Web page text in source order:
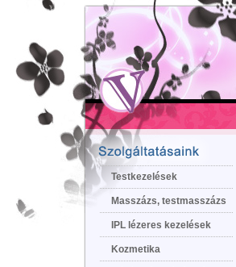
Testkezelések
Masszázs, testmasszázs
IPL lézeres kezelések
Kozmetika